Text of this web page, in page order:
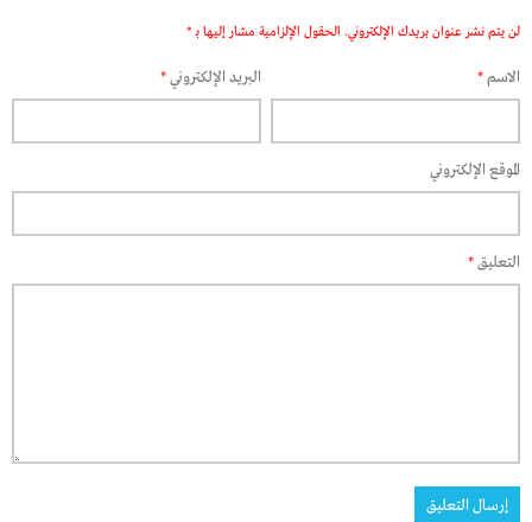
لن يتم نشر عنوان بريدك الإلكتروني. الحقول الإلزامية مشار إليها بـ *
الاسم* البريد الإلكتروني*
الموقع الإلكتروني
التعليق*